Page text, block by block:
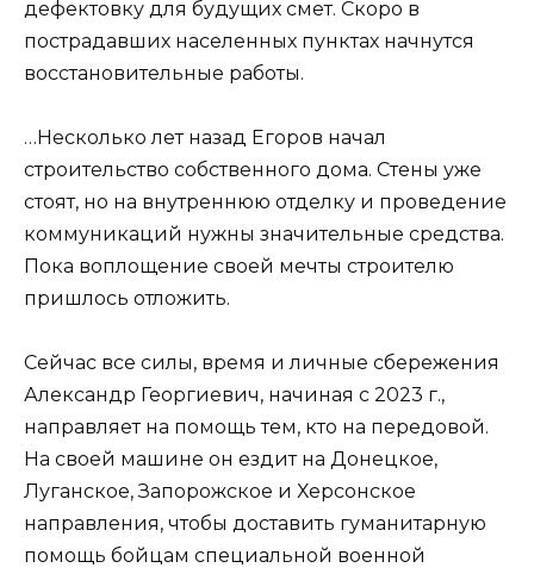
дефектовку для будущих смет. Скоро в
пострадавших населенных пунктах начнутся
восстановительные работы.
…Несколько лет назад Егоров начал
строительство собственного дома. Стены уже
стоят, но на внутреннюю отделку и проведение
коммуникаций нужны значительные средства.
Пока воплощение своей мечты строителю
пришлось отложить.
Сейчас все силы, время и личные сбережения
Александр Георгиевич, начиная с 2023 г.,
направляет на помощь тем, кто на передовой.
На своей машине он ездит на Донецкое,
Луганское, Запорожское и Херсонское
направления, чтобы доставить гуманитарную
помощь бойцам специальной военной